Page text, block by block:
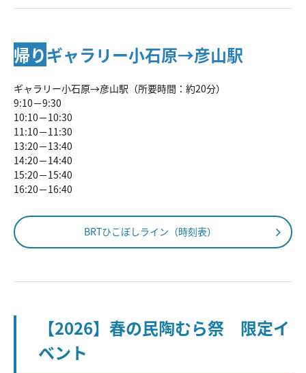
帰りギャラリー小石原→彦山駅
ギャラリー小石原→彦山駅（所要時間：約20分）
9:10－9:30
10:10－10:30
11:10－11:30
13:20－13:40
14:20－14:40
15:20－15:40
16:20－16:40
BRTひこぼしライン（時刻表）
【2026】春の民陶むら祭 限定イ
ベント